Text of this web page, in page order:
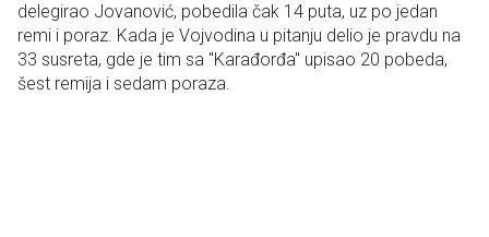
delegirao Jovanović, pobedila čak 14 puta, uz po jedan
remi i poraz. Kada je Vojvodina u pitanju delio je pravdu na
33 susreta, gde je tim sa "Karađorđa" upisao 20 pobeda,
šest remija i sedam poraza.